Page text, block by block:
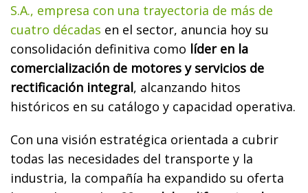
S.A., empresa con una trayectoria de más de
cuatro décadas en el sector, anuncia hoy su
consolidación definitiva como líder en la
comercialización de motores y servicios de
rectificación integral, alcanzando hitos
históricos en su catálogo y capacidad operativa.
Con una visión estratégica orientada a cubrir
todas las necesidades del transporte y la
industria, la compañía ha expandido su oferta